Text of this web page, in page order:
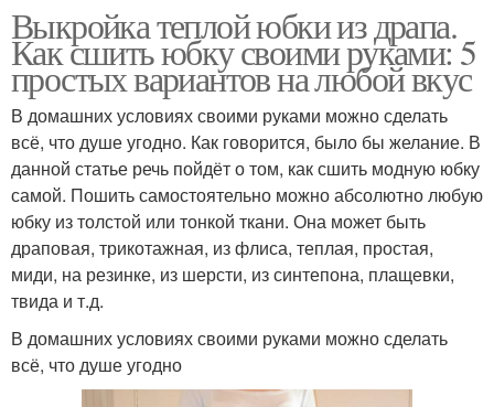
Выкройка теплой юбки из драпа.
Как сшить юбку своими руками: 5
простых вариантов на любой вкус
В домашних условиях своими руками можно сделать
всё, что душе угодно. Как говорится, было бы желание. В
данной статье речь пойдёт о том, как сшить модную юбку
самой. Пошить самостоятельно можно абсолютно любую
юбку из толстой или тонкой ткани. Она может быть
драповая, трикотажная, из флиса, теплая, простая,
миди, на резинке, из шерсти, из синтепона, плащевки,
твида и т.д.
В домашних условиях своими руками можно сделать
всё, что душе угодно